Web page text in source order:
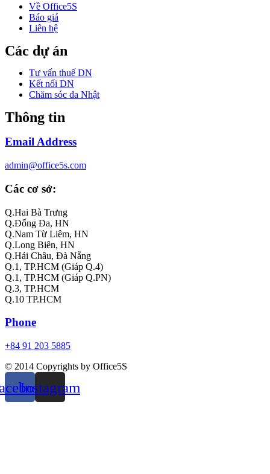
Về Office5S
Báo giá
Liên hệ
Các dự án
Tư vấn thuế DN
Kết nối DN
Chăm sóc da Nhật
Thông tin
Email Address
admin@office5s.com
Các cơ sở:
Q.Hai Bà Trưng
Q.Đống Đa, HN
Q.Nam Từ Liêm, HN
Q.Long Biên, HN
Q.Hải Châu, Đà Nẵng
Q.1, TP.HCM (Giáp Q.4)
Q.1, TP.HCM (Giáp Q.PN)
Q.3, TP.HCM
Q.10 TP.HCM
Phone
+84 91 203 5885
© 2014 Copyrights by Office5S
Instagram